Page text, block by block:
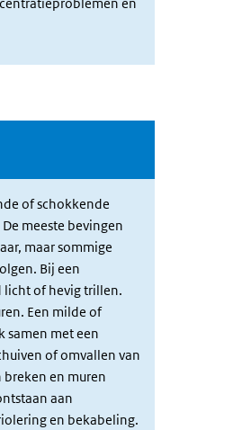
of schokkende
meeste bevingen
maar sommige
Bij een
licht of hevig trillen.
Een milde of
samen met een
of omvallen van
en muren
aan
en bekabeling.